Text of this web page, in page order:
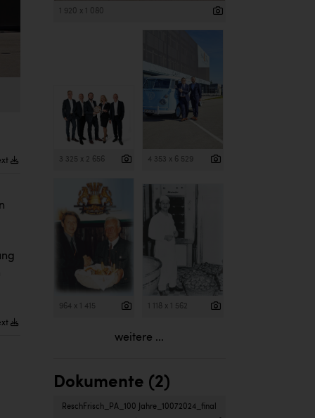
1 920 x 1 080
3 325 x 2 656 4 353 x 6 529
964 x 1 415 1 118 x 1 562
weitere ...
Dokumente (2)
ReschFrisch_PA_100 Jahre_10072024_final